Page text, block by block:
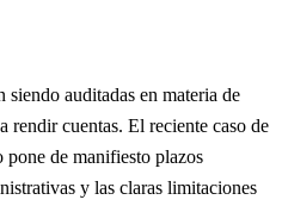
siendo auditadas en materia de
rendir cuentas. El reciente caso de
de manifiesto plazos
y las claras limitaciones